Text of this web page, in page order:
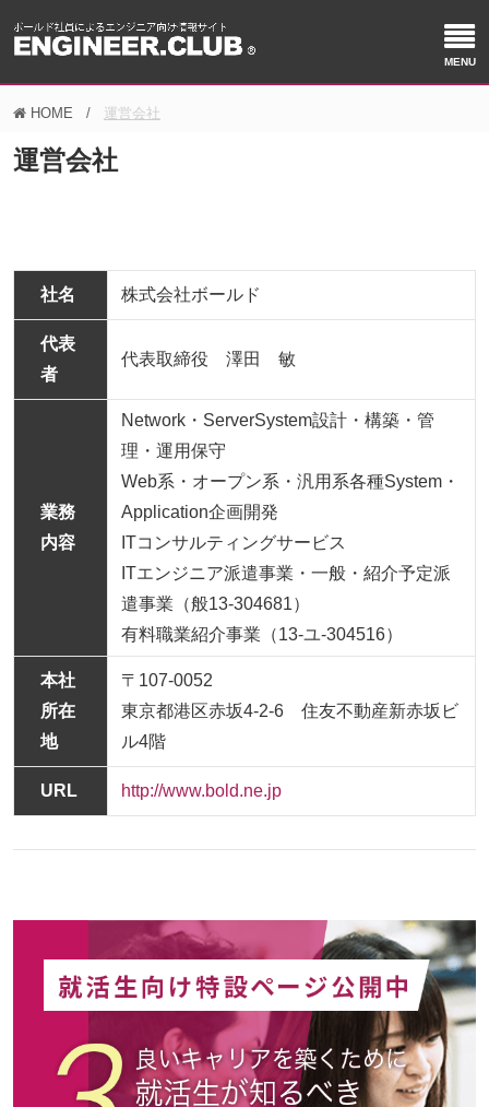
HOME 運営会社
運営会社
社名 株式会社ボールド
代表
者
代表取締役 澤田 敏
業務
内容
Network・ServerSystem設計・構築・管
理・運用保守
Web系・オープン系・汎用系各種System・
Application企画開発
ITコンサルティングサービス
ITエンジニア派遣事業・一般・紹介予定派
遣事業（般13-304681）
有料職業紹介事業（13-ユ-304516）
本社
所在
地
〒107-0052
東京都港区赤坂4-2-6 住友不動産新赤坂ビ
ル4階
URL http://www.bold.ne.jp